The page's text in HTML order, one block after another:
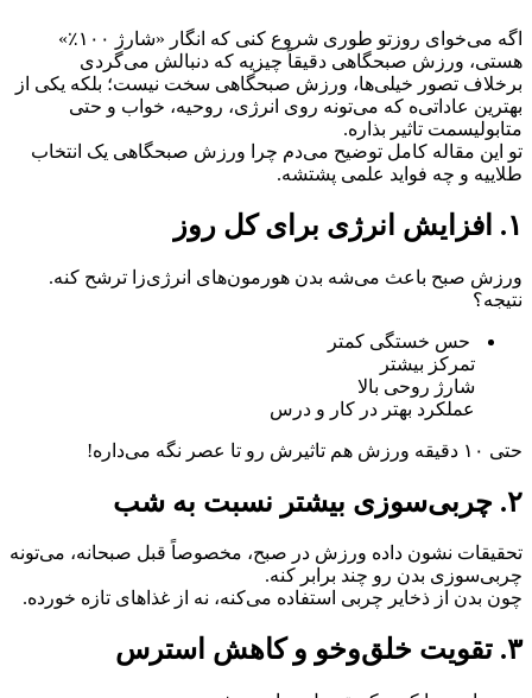
اگه می‌خوای روزتو طوری شروع کنی که انگار «شارژ ۱۰۰٪»
هستی، ورزش صبحگاهی دقیقاً چیزیه که دنبالش می‌گردی
برخلاف تصور خیلی‌ها، ورزش صبحگاهی سخت نیست؛ بلکه یکی از
بهترین عاداتی‌ه که می‌تونه روی انرژی، روحیه، خواب و حتی
متابولیسمت تاثیر بذاره.
تو این مقاله کامل توضیح می‌دم چرا ورزش صبحگاهی یک انتخاب
طلاییه و چه فواید علمی پشتشه.
۱. افزایش انرژی برای کل روز
ورزش صبح باعث می‌شه بدن هورمون‌های انرژی‌زا ترشح کنه.
نتیجه؟
حس خستگی کمتر
تمرکز بیشتر
شارژ روحی بالا
عملکرد بهتر در کار و درس
حتی ۱۰ دقیقه ورزش هم تاثیرش رو تا عصر نگه می‌داره!
۲. چربی‌سوزی بیشتر نسبت به شب
تحقیقات نشون داده ورزش در صبح، مخصوصاً قبل صبحانه، می‌تونه
چربی‌سوزی بدن رو چند برابر کنه.
چون بدن از ذخایر چربی استفاده می‌کنه، نه از غذاهای تازه خورده.
۳. تقویت خلق‌و‌خو و کاهش استرس